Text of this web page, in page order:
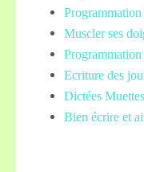
Muscler ses
Ecriture des
Dictées Muettes
Bien écrire et